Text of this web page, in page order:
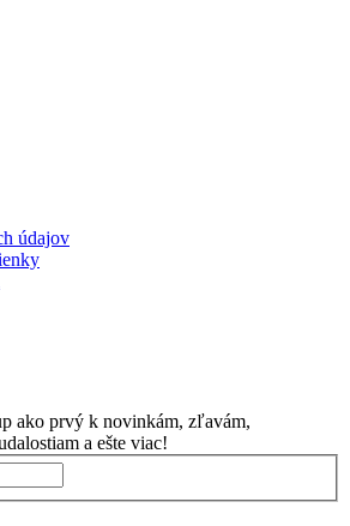
údajov
ako prvý k novinkám, zľavám,
a ešte viac!